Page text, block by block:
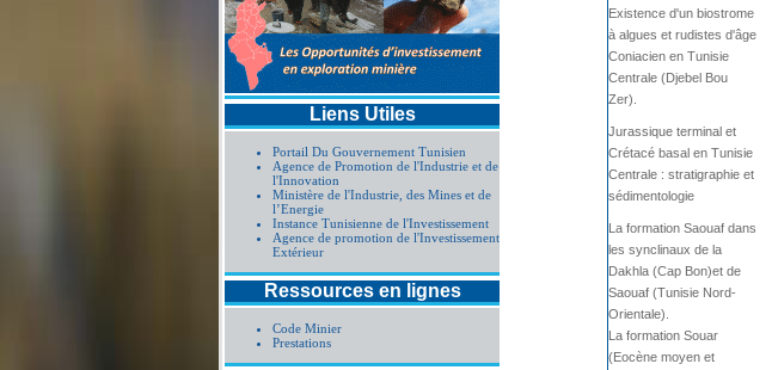
Liens Utiles
Portail Du Gouvernement Tunisien
Agence de Promotion de l'Industrie et de
l'Innovation
Ministère de l'Industrie, des Mines et de
l’Energie
Instance Tunisienne de l'Investissement
Agence de promotion de l'Investissement
Extérieur
Ressources en lignes
Code Minier
Prestations
Existence d'un biostrome
à algues et rudistes d'âge
Coniacien en Tunisie
Centrale (Djebel Bou
Zer).
Jurassique terminal et
Crétacé basal en Tunisie
Centrale : stratigraphie et
sédimentologie
La formation Saouaf dans
les synclinaux de la
Dakhla (Cap Bon)et de
Saouaf (Tunisie Nord-
Orientale).
La formation Souar
(Eocène moyen et